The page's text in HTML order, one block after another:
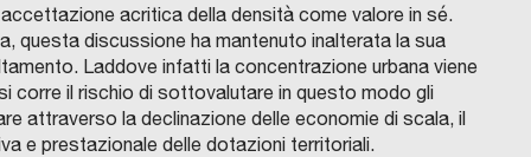
acritica della densità come valore in sé.
questa discussione ha mantenuto inalterata la sua
Laddove infatti la concentrazione urbana viene
corre il rischio di sottovalutare in questo modo gli
attraverso la declinazione delle economie di scala, il
e prestazionale delle dotazioni territoriali.